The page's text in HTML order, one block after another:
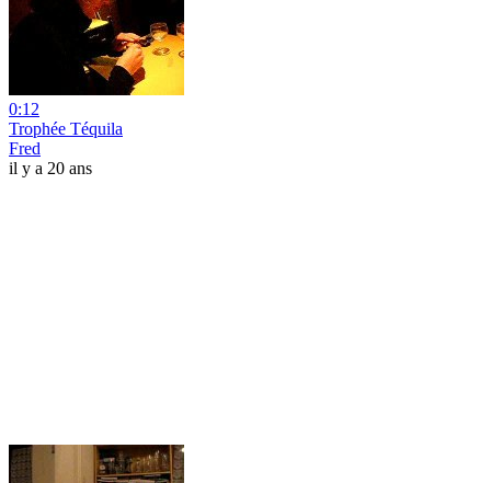
0:12
Trophée Téquila
Fred
il y a 20 ans